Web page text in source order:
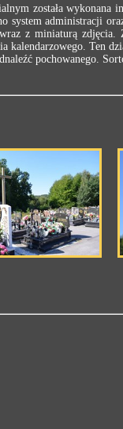
została wykonana
system administracji
z miniaturą
kalendarzowego. Ten
pochowanego.